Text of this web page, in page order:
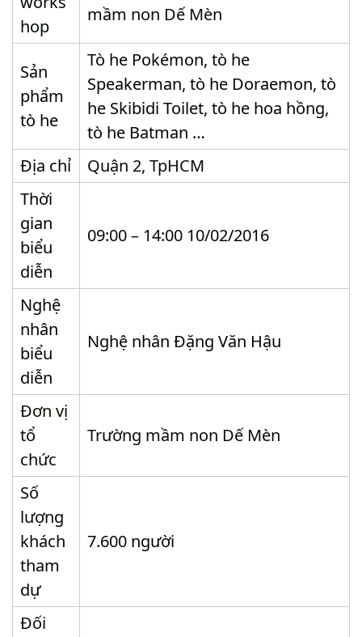
hop
mầm non Dế Mèn
Sản
phẩm
tò he
Tò he Pokémon, tò he
Speakerman, tò he Doraemon, tò
he Skibidi Toilet, tò he hoa hồng,
tò he Batman …
Địa chỉ
Quận 2, TpHCM
Thời
gian
biểu
diễn
09:00 – 14:00 10/02/2016
Nghệ
nhân
biểu
diễn
Nghệ nhân Đặng Văn Hậu
Đơn vị
tổ
chức
Trường mầm non Dế Mèn
Số
lượng
khách
tham
dự
7.600 người
Đối